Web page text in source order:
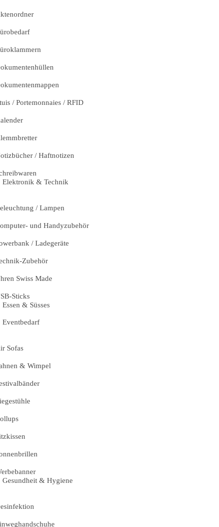
/ Portemonnaies / RFID
/ Haftnotizen
Elektronik & Technik
/ Lampen
und Handyzubehör
/ Ladegeräte
Zubehör
Swiss Made
Sticks
Essen & Süsses
Eventbedarf
Sofas
& Wimpel
Gesundheit & Hygiene